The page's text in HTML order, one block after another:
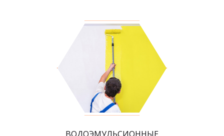
ВОДОЭМУЛЬСИОННЫЕ